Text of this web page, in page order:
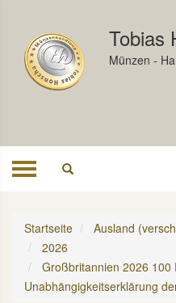
Tobias
Münzen -
Toggle
Startseite Ausland
2026
Großbritannien 2026
Unabhängigkeitserklärung